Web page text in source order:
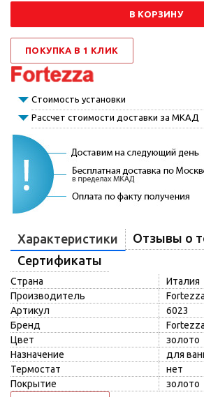
В КОРЗИНУ
ПОКУПКА В 1 КЛИК
Стоимость установки
Рассчет стоимости доставки за МКАД
Характеристики
Отзывы о
Сертификаты
Страна
Италия
Производитель
Fortezza
Артикул
6023
Бренд
Fortezza
Цвет
золото
Назначение
для
Термостат
нет
Покрытие
золото